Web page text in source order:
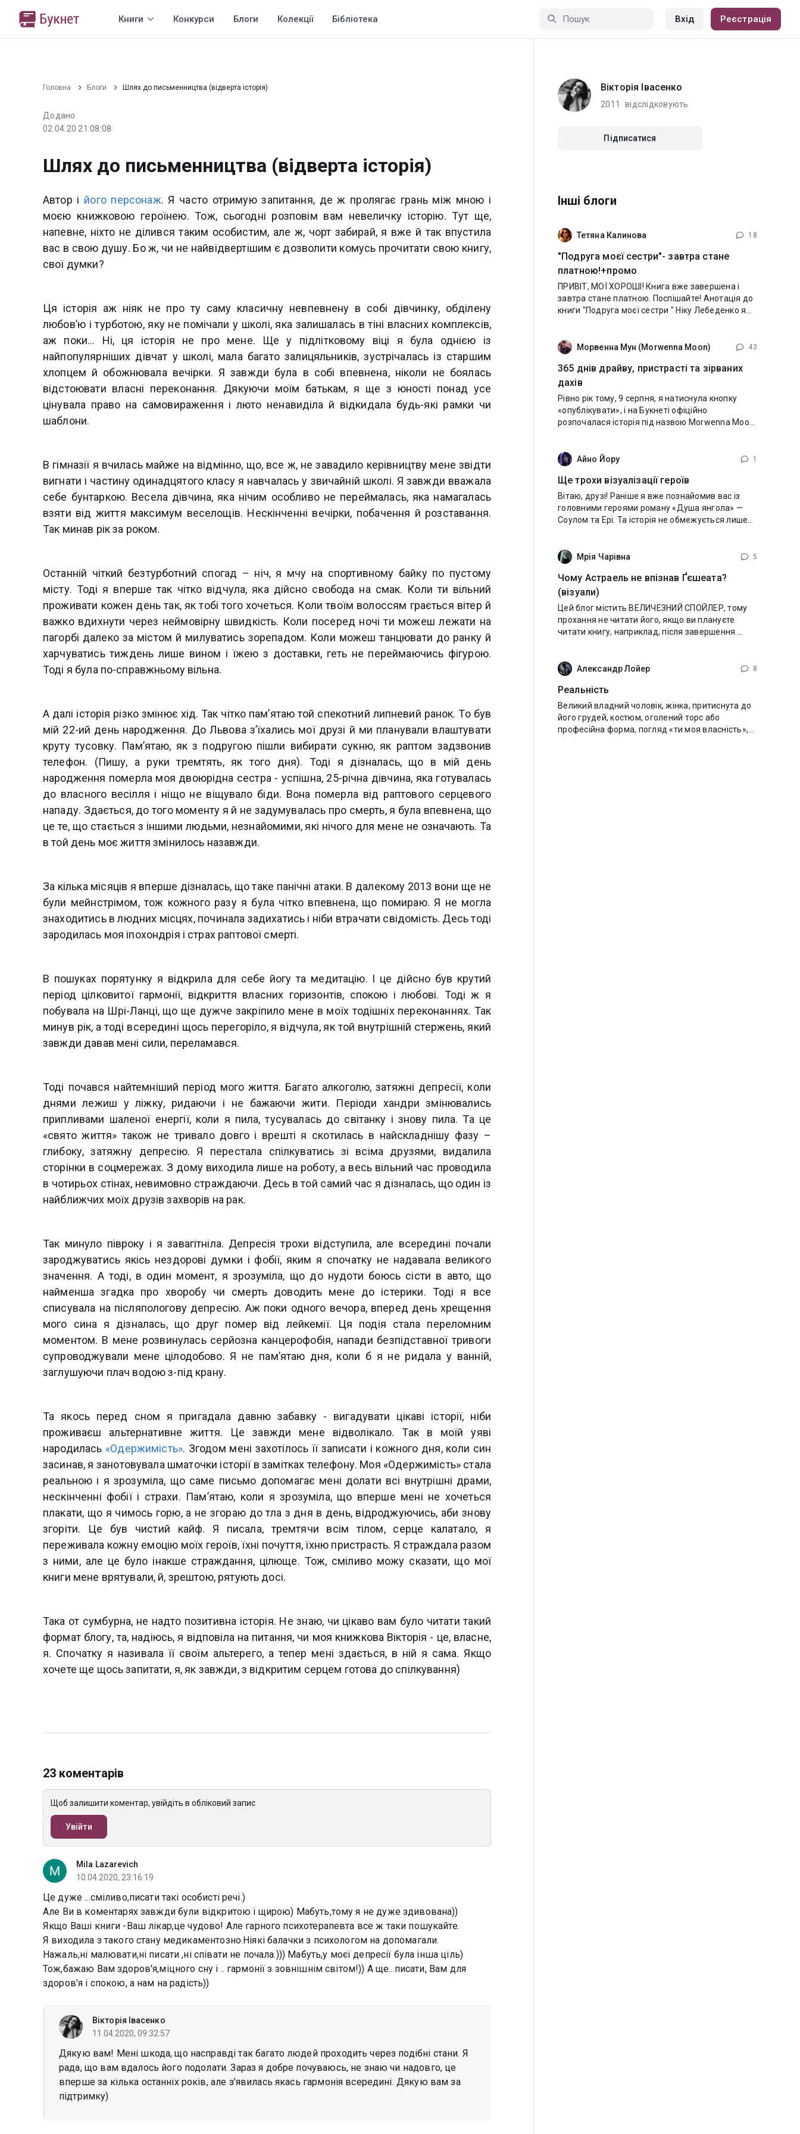
Книги Конкурси Блоги Колекції Бібліотека Вхід Реєстрація
Головна Блоги Шлях до письменництва (відверта історія)
Додано
02.04.20 21:08:08
Шлях до письменництва (відверта історія)
Автор і його персонаж. Я часто отримую запитання, де ж пролягає грань між мною і
моєю книжковою героїнею. Тож, сьогодні розповім вам невеличку історію. Тут ще,
напевне, ніхто не ділився таким особистим, але ж, чорт забирай, я вже й так впустила
вас в свою душу. Бо ж, чи не найвідвертішим є дозволити комусь прочитати свою книгу,
свої думки?
Ця історія аж ніяк не про ту саму класичну невпевнену в собі дівчинку, обділену
любов’ю і турботою, яку не помічали у школі, яка залишалась в тіні власних комплексів,
аж поки... Ні, ця історія не про мене. Ще у підлітковому віці я була однією із
найпопулярніших дівчат у школі, мала багато залицяльників, зустрічалась із старшим
хлопцем й обожнювала вечірки. Я завжди була в собі впевнена, ніколи не боялась
відстоювати власні переконання. Дякуючи моїм батькам, я ще з юності понад усе
цінувала право на самовираження і люто ненавиділа й відкидала будь-які рамки чи
шаблони.
В гімназії я вчилась майже на відмінно, що, все ж, не завадило керівництву мене звідти
вигнати і частину одинадцятого класу я навчалась у звичайній школі. Я завжди вважала
себе бунтаркою. Весела дівчина, яка нічим особливо не переймалась, яка намагалась
взяти від життя максимум веселощів. Нескінченні вечірки, побачення й розставання.
Так минав рік за роком.
Останній чіткий безтурботний спогад – ніч, я мчу на спортивному байку по пустому
місту. Тоді я вперше так чітко відчула, яка дійсно свобода на смак. Коли ти вільний
проживати кожен день так, як тобі того хочеться. Коли твоїм волоссям грається вітер й
важко вдихнути через неймовірну швидкість. Коли посеред ночі ти можеш лежати на
пагорбі далеко за містом й милуватись зорепадом. Коли можеш танцювати до ранку й
харчуватись тиждень лише вином і їжею з доставки, геть не переймаючись фігурою.
Тоді я була по-справжньому вільна.
А далі історія різко змінює хід. Так чітко пам’ятаю той спекотний липневий ранок. То був
мій 22-ий день народження. До Львова з’їхались мої друзі й ми планували влаштувати
круту тусовку. Пам’ятаю, як з подругою пішли вибирати сукню, як раптом задзвонив
телефон. (Пишу, а руки тремтять, як того дня). Тоді я дізналась, що в мій день
народження померла моя двоюрідна сестра - успішна, 25-річна дівчина, яка готувалась
до власного весілля і ніщо не віщувало біди. Вона померла від раптового серцевого
нападу. Здається, до того моменту я й не задумувалась про смерть, я була впевнена, що
це те, що стається з іншими людьми, незнайомими, які нічого для мене не означають. Та
в той день моє життя змінилось назавжди.
За кілька місяців я вперше дізналась, що таке панічні атаки. В далекому 2013 вони ще не
були мейнстрімом, тож кожного разу я була чітко впевнена, що помираю. Я не могла
знаходитись в людних місцях, починала задихатись і ніби втрачати свідомість. Десь тоді
зародилась моя іпохондрія і страх раптової смерті.
В пошуках порятунку я відкрила для себе йогу та медитацію. І це дійсно був крутий
період цілковитої гармонії, відкриття власних горизонтів, спокою і любові. Тоді ж я
побувала на Шрі-Ланці, що ще дужче закріпило мене в моїх тодішніх переконаннях. Так
минув рік, а тоді всередині щось перегоріло, я відчула, як той внутрішній стержень, який
завжди давав мені сили, переламався.
Тоді почався найтемніший період мого життя. Багато алкоголю, затяжні депресії, коли
днями лежиш у ліжку, ридаючи і не бажаючи жити. Періоди хандри змінювались
припливами шаленої енергії, коли я пила, тусувалась до світанку і знову пила. Та це
«свято життя» також не тривало довго і врешті я скотилась в найскладнішу фазу –
глибоку, затяжну депресію. Я перестала спілкуватись зі всіма друзями, видалила
сторінки в соцмережах. З дому виходила лише на роботу, а весь вільний час проводила
в чотирьох стінах, невимовно страждаючи. Десь в той самий час я дізналась, що один із
найближчих моїх друзів захворів на рак.
Так минуло півроку і я завагітніла. Депресія трохи відступила, але всередині почали
зароджуватись якісь нездорові думки і фобії, яким я спочатку не надавала великого
значення. А тоді, в один момент, я зрозуміла, що до нудоти боюсь сісти в авто, що
найменша згадка про хворобу чи смерть доводить мене до істерики. Тоді я все
списувала на післяпологову депресію. Аж поки одного вечора, вперед день хрещення
мого сина я дізналась, що друг помер від лейкемії. Ця подія стала переломним
моментом. В мене розвинулась серйозна канцерофобія, напади безпідставної тривоги
супроводжували мене цілодобово. Я не пам’ятаю дня, коли б я не ридала у ванній,
заглушуючи плач водою з-під крану.
Та якось перед сном я пригадала давню забавку - вигадувати цікаві історії, ніби
проживаєш альтернативне життя. Це завжди мене відволікало. Так в моїй уяві
народилась «Одержимість». Згодом мені захотілось її записати і кожного дня, коли син
засинав, я занотовувала шматочки історії в замітках телефону. Моя «Одержимість» стала
реальною і я зрозуміла, що саме письмо допомагає мені долати всі внутрішні драми,
нескінченні фобії і страхи. Пам’ятаю, коли я зрозуміла, що вперше мені не хочеться
плакати, що я чимось горю, а не згораю до тла з дня в день, відроджуючись, аби знову
згоріти. Це був чистий кайф. Я писала, тремтячи всім тілом, серце калатало, я
переживала кожну емоцію моїх героїв, їхні почуття, їхню пристрасть. Я страждала разом
з ними, але це було інакше страждання, цілюще. Тож, сміливо можу сказати, що мої
книги мене врятували, й, зрештою, рятують досі.
Така от сумбурна, не надто позитивна історія. Не знаю, чи цікаво вам було читати такий
формат блогу, та, надіюсь, я відповіла на питання, чи моя книжкова Вікторія - це, власне,
я. Спочатку я називала її своїм альтерего, а тепер мені здається, в ній я сама. Якщо
хочете ще щось запитати, я, як завжди, з відкритим серцем готова до спілкування)
23 коментарів
Щоб залишити коментар, увійдіть в обліковий запис
Увійти
Mila Lazarevich
10.04.2020, 23:16:19
Це дуже ...сміливо,писати такі особисті речі.)
Але Ви в коментарях завжди були відкритою і щирою) Мабуть,тому я не дуже здивована))
Якщо Ваші книги -Ваш лікар,це чудово! Але гарного психотерапевта все ж таки пошукайте.
Я виходила з такого стану медикаментозно.Ніякі балачки з психологом на допомагали.
Нажаль,ні малювати,ні писати ,ні співати не почала.))) Мабуть,у моєї депресії була інша ціль)
Тож,бажаю Вам здоров'я,міцного сну і .. гармонії з зовнішнім світом!)) А ще...писати, Вам для
здоров'я і спокою, а нам на радість))
Вікторія Івасенко
11.04.2020, 09:32:57
Дякую вам! Мені шкода, що насправді так багато людей проходить через подібні стани. Я
рада, що вам вдалось його подолати. Зараз я добре почуваюсь, не знаю чи надовго, це
вперше за кілька останніх років, але з’явилась якась гармонія всередині. Дякую вам за
підтримку)
Вікторія Івасенко
2011 відслідковують
Підписатися
Інші блоги
Тетяна Калинова 18
"Подруга моєї сестри"- завтра стане
платною!+промо
ПРИВІТ, МОЇ ХОРОШІ! Книга вже завершена і
завтра стане платною. Поспішайте! Анотація до
книги "Подруга моєї сестри " Ніку Лебеденко я
Морвенна Мун (Morwenna Moon)
43
365 днів драйву, пристрасті та зірваних
дахів
Рівно рік тому, 9 серпня, я натиснула кнопку
«опублікувати», і на Букнеті офіційно
розпочалася історія під назвою Morwenna Moon.
Айно Йору
1
Ще трохи візуалізації героїв
Вітаю, друзі! Раніше я вже познайомив вас із
головними героями роману «Душа янгола» —
Соулом та Ері. Та історія не обмежується лише
Мрія Чарівна
5
Чому Астраель не впізнав Ґєшеата?
(візуали)
Цей блог містить ВЕЛИЧЕЗНИЙ СПОЙЛЕР, тому
прохання не читати його, якщо ви плануєте
читати книгу, наприклад, після завершення.
Александр Лойер
8
Реальність
Великий владний чоловік, жінка, притиснута до
його грудей, костюм, оголений торс або
професійна форма, погляд «ти моя власність»,